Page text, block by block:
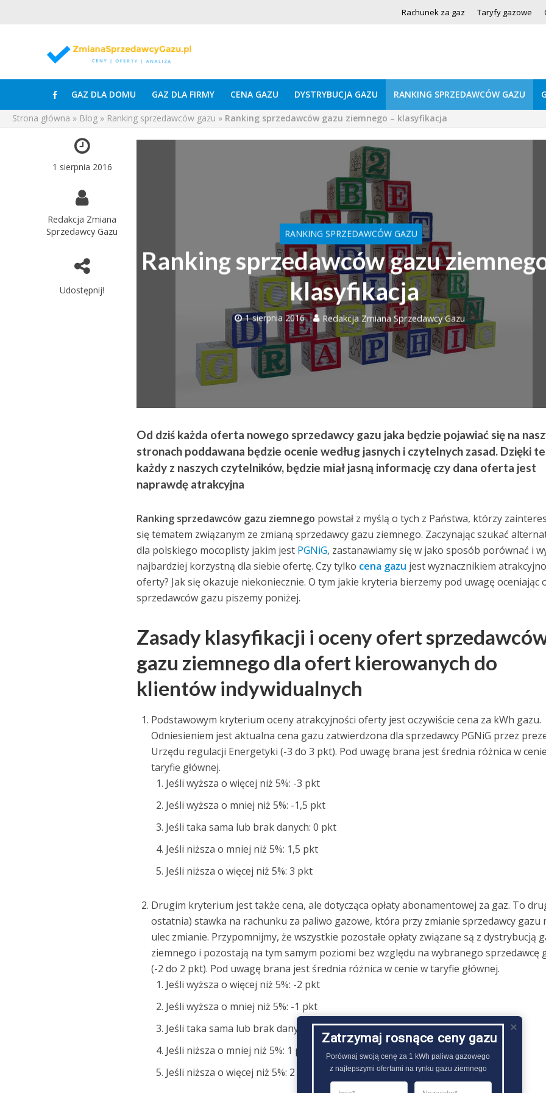
Rachunek za gaz Taryfy gazowe
GAZ DLA DOMU GAZ DLA FIRMY CENA GAZU DYSTRYBUCJA GAZU RANKING SPRZEDAWCÓW GAZU
Strona główna » Blog » Ranking sprzedawców gazu » Ranking sprzedawców gazu ziemnego – klasyfikacja
1 sierpnia 2016
Redakcja Zmiana
Sprzedawcy Gazu
Udostępnij!
RANKING SPRZEDAWCÓW GAZU
Ranking sprzedawców gazu
klasyfikacja
1 sierpnia 2016 Redakcja Zmiana Sprzedawcy Gazu
Od dziś każda oferta nowego sprzedawcy gazu jaka będzie pojawiać się na
stronach poddawana będzie ocenie według jasnych i czytelnych zasad. Dzięki
każdy z naszych czytelników, będzie miał jasną informację czy dana oferta jest
naprawdę atrakcyjna
Ranking sprzedawców gazu ziemnego powstał z myślą o tych z Państwa, którzy
się tematem związanym ze zmianą sprzedawcy gazu ziemnego. Zaczynając szukać
dla polskiego mocoplisty jakim jest PGNiG, zastanawiamy się w jako sposób porównać i
najbardziej korzystną dla siebie ofertę. Czy tylko cena gazu jest wyznacznikiem
oferty? Jak się okazuje niekoniecznie. O tym jakie kryteria bierzemy pod uwagę oceniając
sprzedawców gazu piszemy poniżej.
Zasady klasyfikacji i oceny ofert
gazu ziemnego dla ofert kierowanych do
klientów indywidualnych
Podstawowym kryterium oceny atrakcyjności oferty jest oczywiście cena za kWh gazu.
Odniesieniem jest aktualna cena gazu zatwierdzona dla sprzedawcy PGNiG przez
Urzędu regulacji Energetyki (-3 do 3 pkt). Pod uwagę brana jest średnia różnica w
taryfie głównej.
Jeśli wyższa o więcej niż 5%: -3 pkt
Jeśli wyższa o mniej niż 5%: -1,5 pkt
Jeśli taka sama lub brak danych: 0 pkt
Jeśli niższa o mniej niż 5%: 1,5 pkt
Jeśli niższa o więcej niż 5%: 3 pkt
Drugim kryterium jest także cena, ale dotycząca opłaty abonamentowej za gaz. To
ostatnia) stawka na rachunku za paliwo gazowe, która przy zmianie sprzedawcy gazu
ulec zmianie. Przypomnijmy, że wszystkie pozostałe opłaty związane są z dystrybucją
ziemnego i pozostają na tym samym poziomi bez względu na wybranego sprzedawcę
(-2 do 2 pkt). Pod uwagę brana jest średnia różnica w cenie w taryfie głównej.
Jeśli wyższa o więcej niż 5%: -2 pkt
Jeśli wyższa o mniej niż 5%: -1 pkt
Jeśli taka sama lub brak danych: 0 pkt
Jeśli niższa o mniej niż 5%: 1 pkt
Jeśli niższa o więcej niż 5%: 2 pkt
Zatrzymaj rosnące ceny gazu
Porównaj swoją cenę za 1 kWh paliwa gazowego
z najlepszymi ofertami na rynku gazu ziemnego